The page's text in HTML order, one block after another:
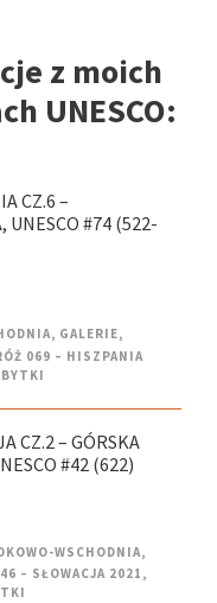
z moich
UNESCO:
CZ.6 –
UNESCO #74 (522-
, GALERIE,
069 – HISZPANIA
CZ.2 – GÓRSKA
#42 (622)
WSCHODNIA,
– SŁOWACJA 2021 ,